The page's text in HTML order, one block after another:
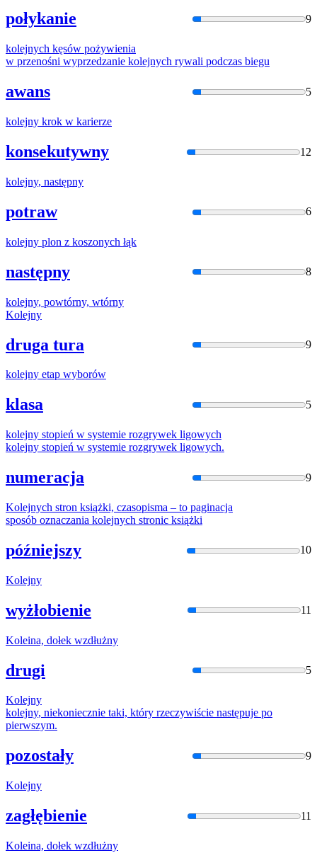
połykanie 9
kolejnych kęsów pożywienia
w przenośni wyprzedzanie kolejnych rywali podczas biegu
awans 5
kolejny krok w karierze
konsekutywny 12
kolejny, następny
potraw 6
kolejny plon z koszonych łąk
następny 8
kolejny, powtórny, wtórny
Kolejny
druga tura 9
kolejny etap wyborów
klasa 5
kolejny stopień w systemie rozgrywek ligowych
kolejny stopień w systemie rozgrywek ligowych.
numeracja 9
Kolejnych stron książki, czasopisma – to paginacja
sposób oznaczania kolejnych stronic książki
późniejszy 10
Kolejny
wyżłobienie 11
Koleina, dołek wzdłużny
drugi 5
Kolejny
kolejny, niekoniecznie taki, który rzeczywiście następuje po
pierwszym.
pozostały 9
Kolejny
zagłębienie 11
Koleina, dołek wzdłużny